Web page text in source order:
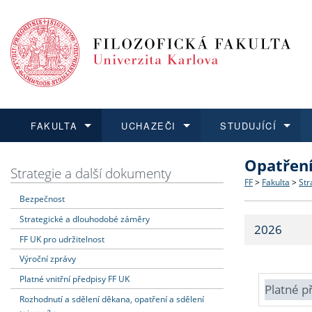
FAKULTA
Dozvědět se více
Struktura
Strategie
Fakultní
UCHAZEČI
Podat přihlášku
Co
Učitelské
STUDUJÍCÍ
Dozvědět se více
Dozvědět se více
O vědě a
Dozvědět se více
Aktuální
Strategie a další dokumenty
Bezpečnost
Strategické a dlouhodobé záměry
FF UK pro udržitelnost
Výroční zprávy
Platné vnitřní předpisy FF UK
Rozhodnutí a sdělení děkana, opatření a sdělení
FF > Fakulta >
2026
Platné